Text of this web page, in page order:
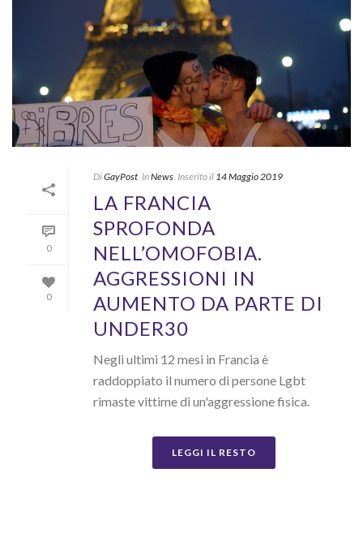
0
0
DiGayPost InNews Inserito il 14 Maggio 2019
LA FRANCIA
SPROFONDA
NELL’OMOFOBIA.
AGGRESSIONI IN
AUMENTO DA PARTE DI
UNDER30
Negli ultimi 12 mesi in Francia è
raddoppiato il numero di persone Lgbt
rimaste vittime di un'aggressione fisica.
LEGGI IL RESTO